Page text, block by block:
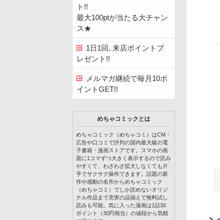
ト!!
最大100ptが当たる大チャン
ス★
1日1回､来店ポイントプ
レゼント!!
メルマガ継続で毎月10ポ
イントGET!!
めちゃコミックとは
めちゃコミック（めちゃコミ）はCM・
広告や口コミで評判の国内最大級の電
子書籍・漫画ストアです。スマホの画
面に1コマずつ大きく表示するので読み
やすくて、わざわざ拡大しなくても片
手でサクサク操作できます。話題の新
作や感動の名作からめちゃコミック
（めちゃコミ）でしか読めないオリジ
ナル作品まで充実の品揃えで無料試し
読みも可能。気に入った漫画は1話30
ポイント（30円相当）の値段から気軽